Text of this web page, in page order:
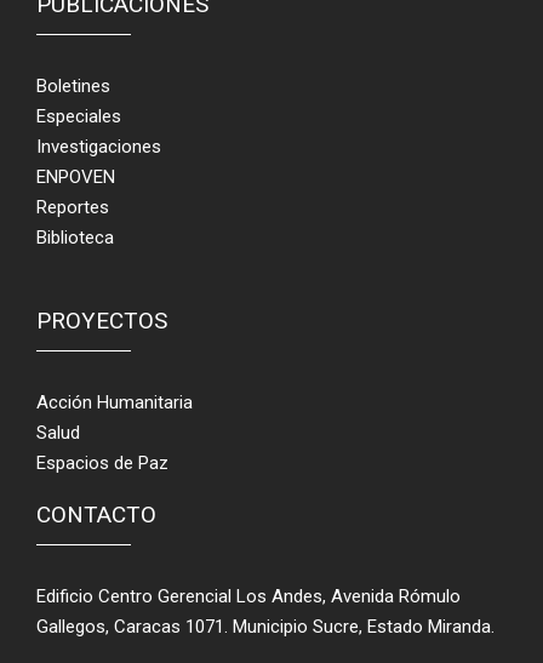
Boletines
Especiales
Investigaciones
ENPOVEN
Reportes
Biblioteca
PROYECTOS
Acción Humanitaria
Salud
Espacios de Paz
CONTACTO
Edificio Centro Gerencial Los Andes, Avenida Rómulo
Gallegos, Caracas 1071. Municipio Sucre, Estado Miranda.